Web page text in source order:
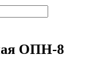
ОПН-8